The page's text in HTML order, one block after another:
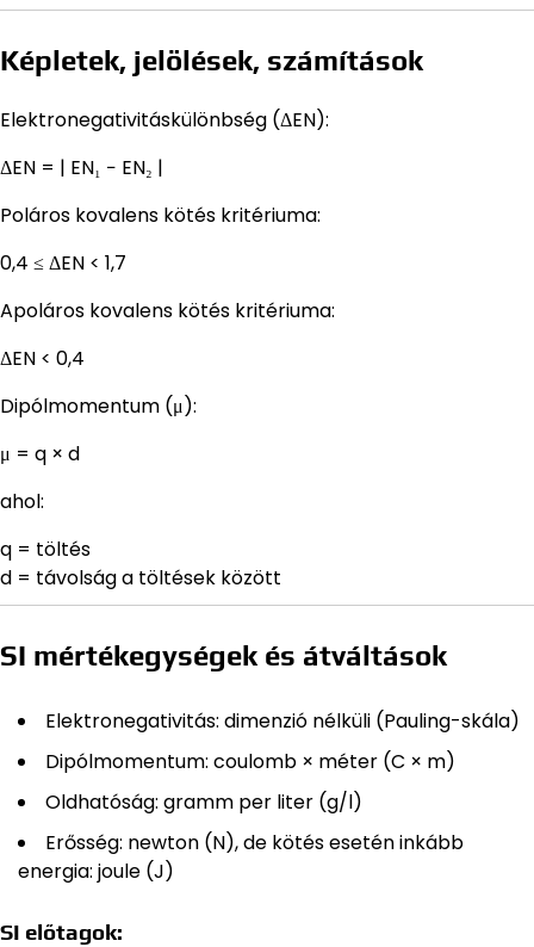
Képletek, jelölések, számítások
Elektronegativitáskülönbség (ΔEN):
ΔEN = | EN₁ − EN₂ |
Poláros kovalens kötés kritériuma:
0,4 ≤ ΔEN < 1,7
Apoláros kovalens kötés kritériuma:
ΔEN < 0,4
Dipólmomentum (μ):
μ = q × d
ahol:
q = töltés
d = távolság a töltések között
SI mértékegységek és átváltások
Elektronegativitás: dimenzió nélküli (Pauling-skála)
Dipólmomentum: coulomb × méter (C × m)
Oldhatóság: gramm per liter (g/l)
Erősség: newton (N), de kötés esetén inkább
energia: joule (J)
SI előtagok: